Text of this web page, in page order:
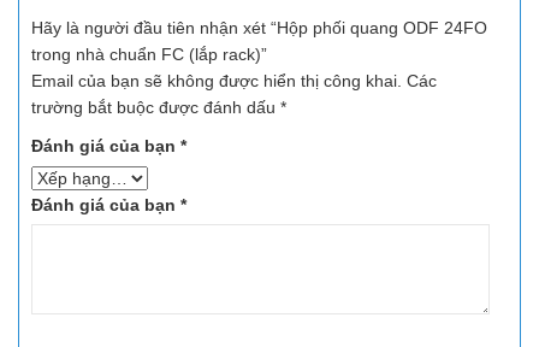
Hãy là người đầu tiên nhận xét “Hộp phối quang ODF 24FO
trong nhà chuẩn FC (lắp rack)”
Email của bạn sẽ không được hiển thị công khai. Các
trường bắt buộc được đánh dấu *
Đánh giá của bạn *
Đánh giá của bạn *